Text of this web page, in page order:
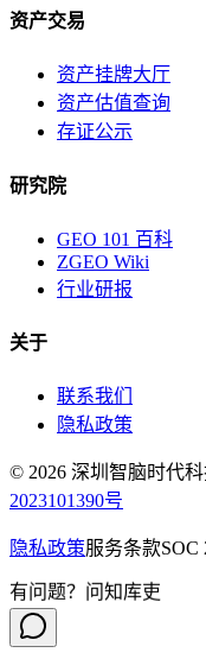
资产交易
资产挂牌大厅
资产估值查询
存证公示
研究院
GEO 101 百科
ZGEO Wiki
行业研报
关于
联系我们
隐私政策
© 2026 深圳智脑时代
2023101390号
隐私政策服务条款SOC
有问题？问知库吏